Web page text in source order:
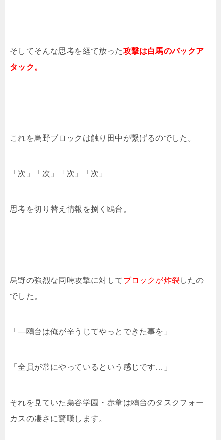
そしてそんな思考を経て放った攻撃は白馬のバックア
タック。
これを烏野ブロックは触り田中が繋げるのでした。
「次」「次」「次」「次」
思考を切り替え情報を捌く鴎台。
烏野の強烈な同時攻撃に対して ブロックが炸裂したの
でした。
「―鴎台は俺が辛うじてやっとできた事を」
「全員が常にやっているという感じです…」
それを見ていた梟谷学園・赤葦は鴎台のタスクフォー
カスの凄さに驚嘆します。